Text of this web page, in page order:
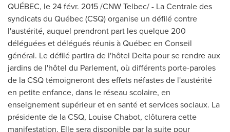
QUÉBEC, le 24 févr. 2015 /CNW Telbec/ - La Centrale des
syndicats du Québec (CSQ) organise un défilé contre
l'austérité, auquel prendront part les quelque 200
déléguées et délégués réunis à Québec en Conseil
général. Le défilé partira de l'hôtel Delta pour se rendre aux
jardins de l'hôtel du Parlement, où différents porte-paroles
de la CSQ témoigneront des effets néfastes de l'austérité
en petite enfance, dans le réseau scolaire, en
enseignement supérieur et en santé et services sociaux. La
présidente de la CSQ, Louise Chabot, clôturera cette
manifestation. Elle sera disponible par la suite pour